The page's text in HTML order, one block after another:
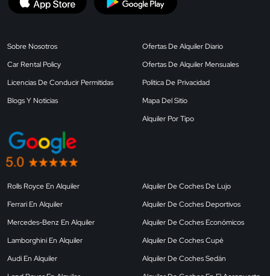
Sobre Nosotros
Car Rental Policy
Licencias De Conducir Permitidas
Blogs Y Noticias
Ofertas De Alquiler Diario
Ofertas De Alquiler Mensuales
Política De Privacidad
Mapa Del Sitio
Alquiler Por Tipo
Rolls Royce En Alquiler
Ferrari En Alquiler
Mercedes-Benz En Alquiler
Lamborghini En Alquiler
Audi En Alquiler
Alquiler De Coches De Lujo
Alquiler De Coches Deportivos
Alquiler De Coches Económicos
Alquiler De Coches Cupé
Alquiler De Coches Sedán